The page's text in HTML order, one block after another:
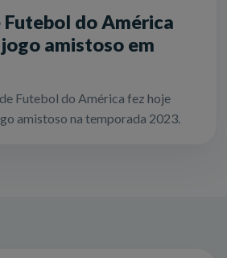
Futebol do América
amistoso em
Futebol do América fez hoje
amistoso na temporada 2023.